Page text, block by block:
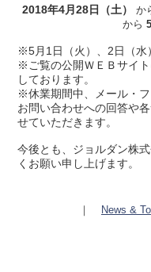
2018年4月28日（土） か
から
※5月1日（火）、2日（水
※ご覧の公開ＷＥＢサイ
しております。
※休業期間中、メール・フ
お問い合わせへの回答や
せていただきます。
今後とも、ジョルダン株
くお願い申し上げます。
｜ News &